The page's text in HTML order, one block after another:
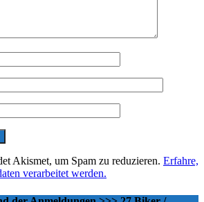
Akismet, um Spam zu reduzieren. Erfahre,
verarbeitet werden.